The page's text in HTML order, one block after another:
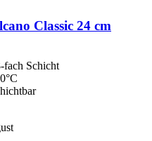
Classic 24 cm
fach Schicht